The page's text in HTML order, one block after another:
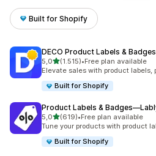
Built for Shopify
DECO Product Labels & Badges
5,05 yıldız üzerinden
(1.515)
toplam 1515 değerlendirme
•Free plan available
Elevate sales with product labels,
Built for Shopify
Product Labels &
5,05 yıldız üzerinden
(619)
toplam 619 değerlendirme
•Free plan available
Tune your products with product
Built for Shopify